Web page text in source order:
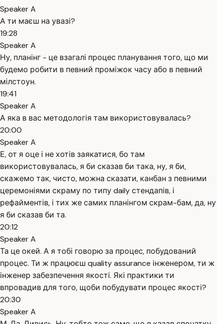
Speaker A
А ти маєш на увазі?
19:28
Speaker A
Ну, планінг - це взагалі процес планування того, що ми
будемо робити в певний проміжок часу або в певний
мілстоун.
19:41
Speaker A
А яка в вас методологія там використовувалась?
20:00
Speaker A
Е, от я оце і не хотів заякатися, бо там
використовувалась, я би сказав би така, ну, я би,
скажемо так, чисто, можна сказати, канбан з певними
церемоніями скраму по типу daily стендапів, і
рефайментів, і тих же самих планінгом скрам-бам, да, ну
я би сказав би та.
20:12
Speaker A
Та це окей. А я тобі говорю за процес, побудований
процес. Ти ж працюєш quality assurance інженером, ти ж
інженер забезпечення якості. Які практики ти
впровадив для того, щоби побудувати процес якості?
20:30
Speaker A